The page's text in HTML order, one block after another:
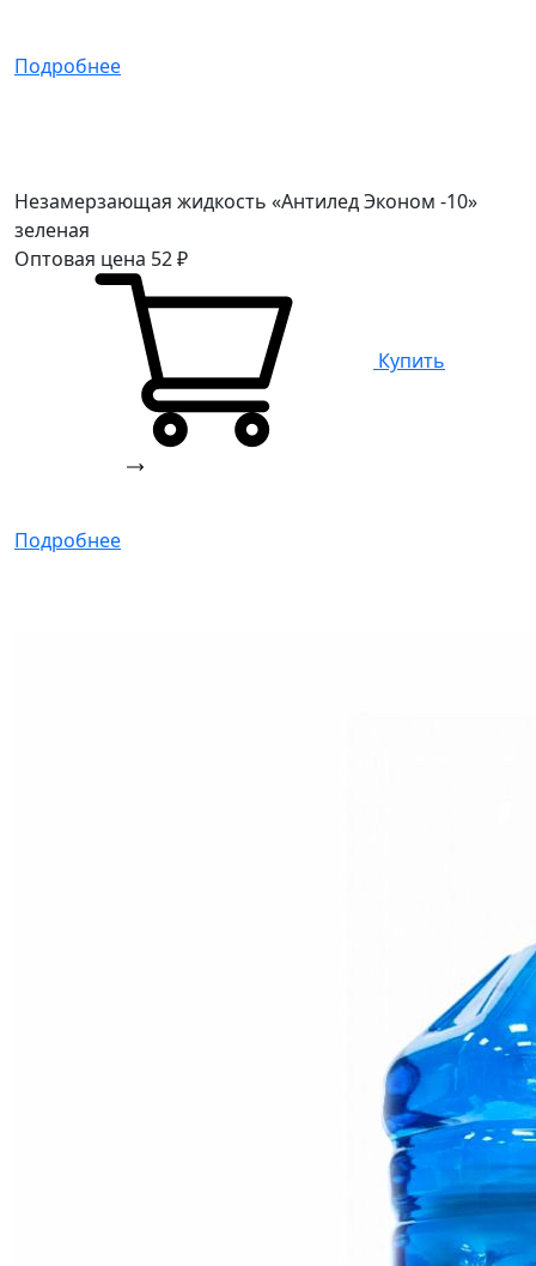
Подробнее
Незамерзающая жидкость «Антилед Эконом -10»
зеленая
Оптовая цена 52₽
Купить
Подробнее